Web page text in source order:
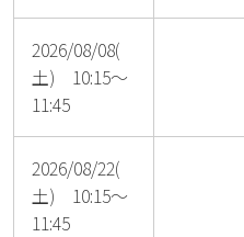
2026/08/08(
土) 10:15～
11:45
2026/08/22(
土) 10:15～
11:45